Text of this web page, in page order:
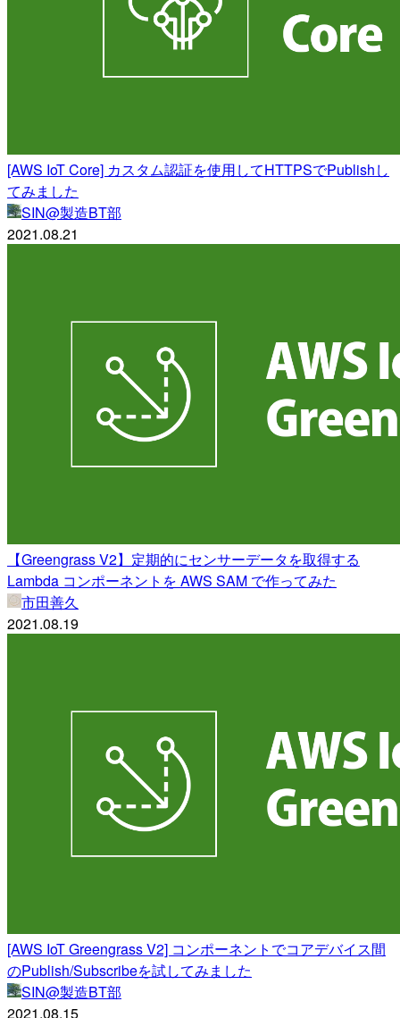
[AWS IoT Core] カスタム認証を使用してHTTPSでPublishし
てみました
SIN@製造BT部
2021.08.21
【Greengrass V2】定期的にセンサーデータを取得する
Lambda コンポーネントを AWS SAM で作ってみた
市田善久
2021.08.19
[AWS IoT Greengrass V2] コンポーネントでコアデバイス間
のPublish/Subscribeを試してみました
SIN@製造BT部
2021.08.15